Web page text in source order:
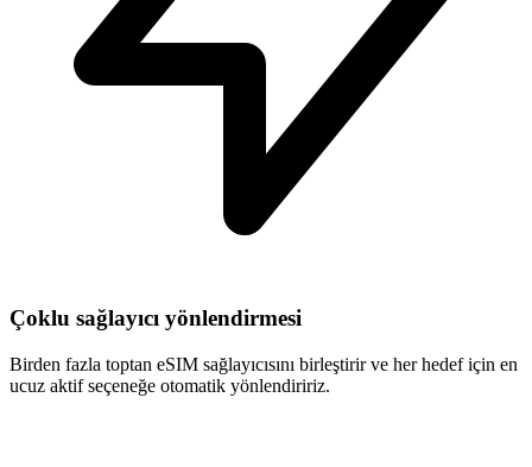
Çoklu sağlayıcı yönlendirmesi
Birden fazla toptan eSIM sağlayıcısını birleştirir ve her hedef için en
ucuz aktif seçeneğe otomatik yönlendiririz.